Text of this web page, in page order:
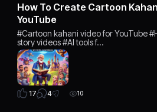
How To Create Cartoon
YouTube
#Cartoon kahani video for YouTube
story videos #AI tools f…
17 4 10